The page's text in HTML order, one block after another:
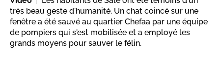
très beau geste d'humanité. Un chat coincé sur une
fenêtre a été sauvé au quartier Chefaa par une équipe
de pompiers qui s'est mobilisée et a employé les
grands moyens pour sauver le félin.